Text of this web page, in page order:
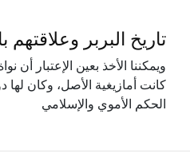
تاريخ البربر وعلاقتهم
ويمكننا الأخذ بعين الإعتبار أن
كانت أمازيغية الأصل، وكان
الحكم الأموي والإسلامي